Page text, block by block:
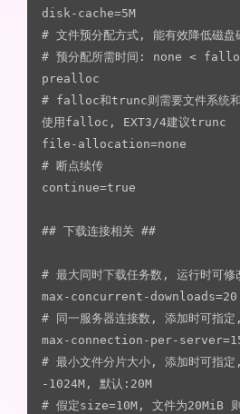
disk-cache=5M
# 文件预分配方式, 能有效降低
# 预分配所需时间: none <
prealloc
# falloc和trunc则需要文件系统和
使用falloc, EXT3/4建议trunc
file-allocation=none
# 断点续传
continue=true
## 下载连接相关 ##
# 最大同时下载任务数, 运行时可
max-concurrent-downloads=20
# 同一服务器连接数, 添加时可指
max-connection-per-
# 最小文件分片大小, 添加时可指
-1024M, 默认:20M
# 假定size=10M, 文件为20MiB